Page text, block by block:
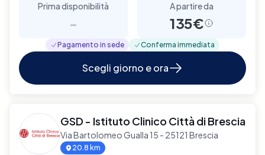
Prima disponibilità
-
A partire da
135€
Pagamento in sede Conferma immediata
Scegli giorno e ora
GSD - Istituto Clinico Città di Brescia
Via Bartolomeo Gualla 15 - 25121 Brescia
20.8 km